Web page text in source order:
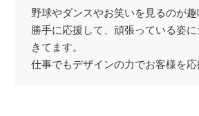
野球やダンスやお笑いを見るのが趣
勝手に応援して、頑張っている姿
きてます。
仕事でもデザインの力でお客様を応